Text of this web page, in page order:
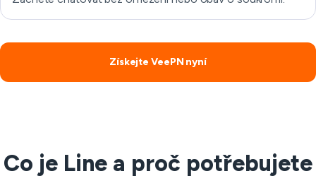
Získejte VeePN nyní
Co je Line a proč potřebujete